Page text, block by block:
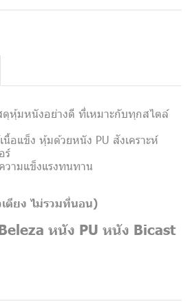
ดุหุ้มหนังอย่างดี ที่เหมาะกับทุกสไตล์
นื้อแข็ง หุ้มด้วยหนัง PU สังเคราะห์
ร์
ามแข็งแรงทนทาน
ตียง ไม่รวมที่นอน)
หนัง PU หนัง Bicast